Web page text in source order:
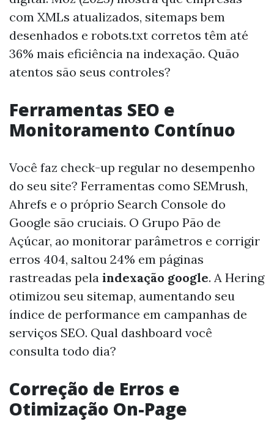
com XMLs atualizados, sitemaps bem
desenhados e robots.txt corretos têm até
36% mais eficiência na indexação. Quão
atentos são seus controles?
Ferramentas SEO e
Monitoramento Contínuo
Você faz check-up regular no desempenho
do seu site? Ferramentas como SEMrush,
Ahrefs e o próprio Search Console do
Google são cruciais. O Grupo Pão de
Açúcar, ao monitorar parâmetros e corrigir
erros 404, saltou 24% em páginas
rastreadas pela indexação google. A Hering
otimizou seu sitemap, aumentando seu
índice de performance em campanhas de
serviços SEO. Qual dashboard você
consulta todo dia?
Correção de Erros e
Otimização On-Page